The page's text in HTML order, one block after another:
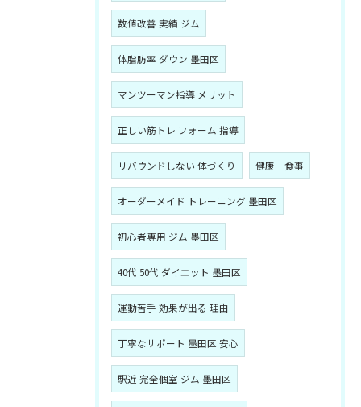
数値改善 実績 ジム
体脂肪率 ダウン 墨田区
マンツーマン指導 メリット
正しい筋トレ フォーム 指導
リバウンドしない 体づくり 健康 食事
オーダーメイド トレーニング 墨田区
初心者専用 ジム 墨田区
40代 50代 ダイエット 墨田区
運動苦手 効果が出る 理由
丁寧なサポート 墨田区 安心
駅近 完全個室 ジム 墨田区